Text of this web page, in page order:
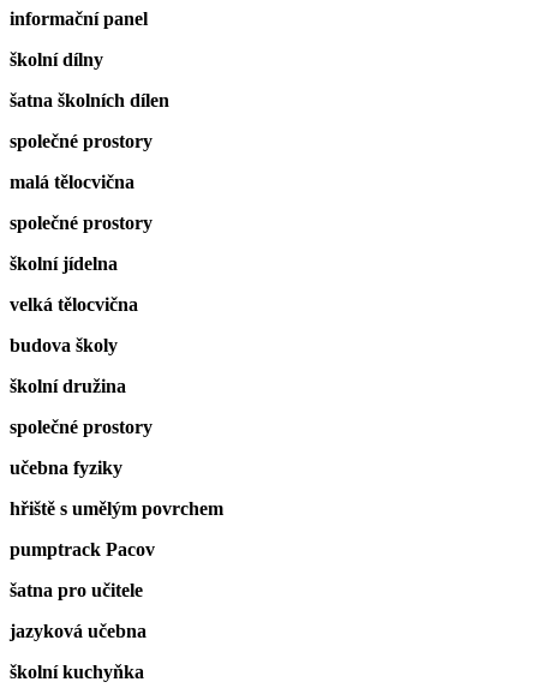
informační panel
školní dílny
šatna školních dílen
společné prostory
malá tělocvična
společné prostory
školní jídelna
velká tělocvična
budova školy
školní družina
společné prostory
učebna fyziky
hřiště s umělým povrchem
pumptrack Pacov
šatna pro učitele
jazyková učebna
školní kuchyňka